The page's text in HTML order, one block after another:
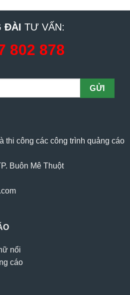
ĐÀI TƯ VẤN:
802 878
thi công các công trình quảng cáo
Buôn Mê Thuột
nổi
cáo